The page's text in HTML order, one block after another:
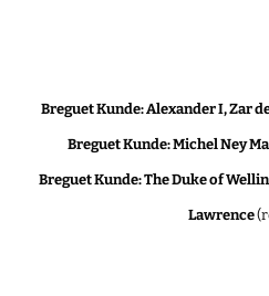
Breguet Kunde: Alexander I, Zar
Breguet Kunde: Michel Ney
Breguet Kunde: The Duke of
Lawrence